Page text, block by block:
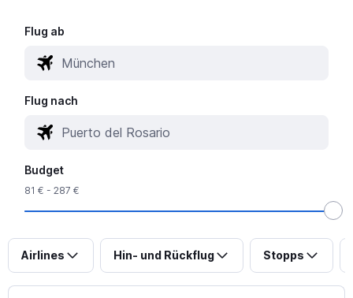
Flug ab
Flug nach
Budget
81 € - 287 €
Airlines Hin- und Rückflug Stopps